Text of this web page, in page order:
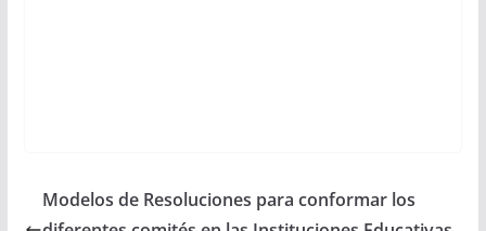
Modelos de Resoluciones para conformar los